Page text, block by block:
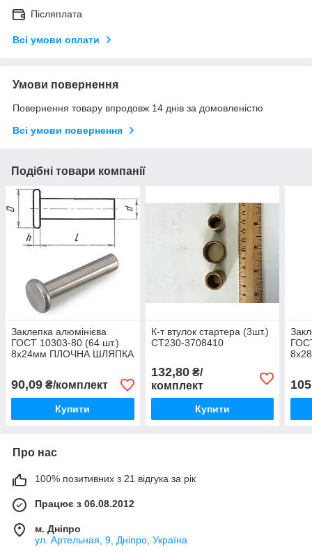
Післяплата
Всі умови оплати
Умови повернення
Повернення товару впродовж 14 днів за домовленістю
Всі умови повернення
Подібні товари компанії
Заклепка алюмінієва
ГОСТ 10303-80 (64 шт.)
8х24мм ПЛОЧНА ШЛЯПКА
90,09 ₴/комплект
Купити
К-т втулок стартера (3шт.)
СТ230-3708410
132,80₴/
комплект
Купити
105
Про нас
100% позитивних з 21 відгука за рік
Працює з 06.08.2012
м. Дніпро
ул. Артельная, 9, Дніпро, Україна